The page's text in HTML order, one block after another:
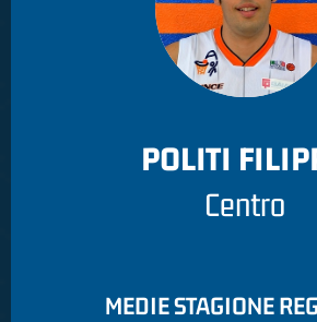
POLITI
Centro
MEDIE STAGIONE